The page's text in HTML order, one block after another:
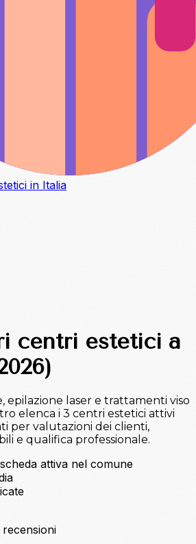
in Italia
centri estetici a
epilazione laser e trattamenti viso
elenca i 3 centri estetici attivi
per valutazioni dei clienti,
e qualifica professionale.
attiva nel comune